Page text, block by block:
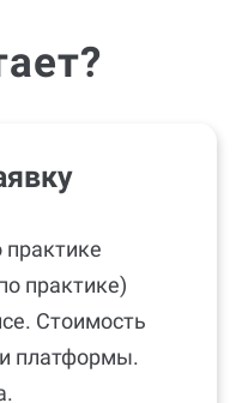
практике)
Стоимость
платформы.